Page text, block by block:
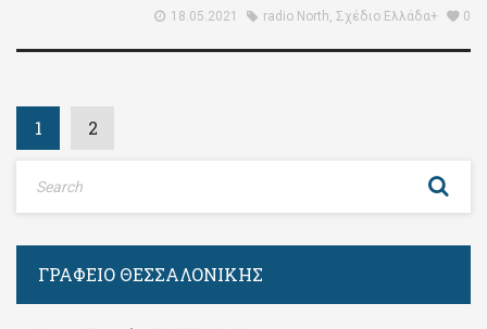
18.05.2021
radio North Σχέδιο Ελλάδα+ 0
1 2
ΓΡΑΦΕΊΟ ΘΕΣΣΑΛΟΝΊΚΗΣ